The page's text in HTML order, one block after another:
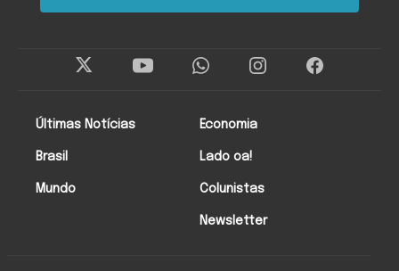
Últimas Notícias
Brasil
Mundo
Economia
Lado oa!
Colunistas
Newsletter